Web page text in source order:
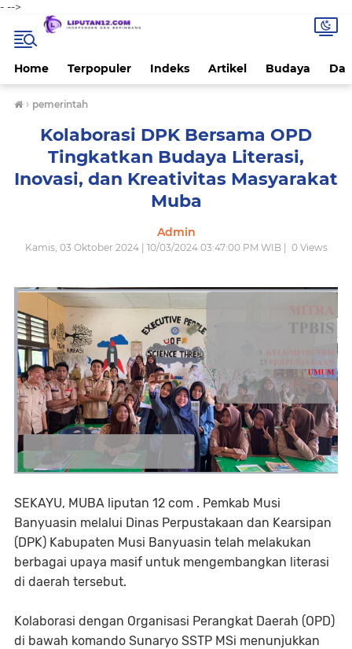
- -->
Home Terpopuler Indeks Artikel Budaya
› pemerintah
Kolaborasi DPK Bersama OPD
Tingkatkan Budaya Literasi,
Inovasi, dan Kreativitas Masyarakat
Muba
Admin
Kamis, 03 Oktober 2024 | 10/03/2024 03:47:00 PM WIB | 0Views
SEKAYU, MUBA liputan 12 com . Pemkab Musi
Banyuasin melalui Dinas Perpustakaan dan Kearsipan
(DPK) Kabupaten Musi Banyuasin telah melakukan
berbagai upaya masif untuk mengembangkan literasi
di daerah tersebut.
Kolaborasi dengan Organisasi Perangkat Daerah (OPD)
di bawah komando Sunaryo SSTP MSi menunjukkan